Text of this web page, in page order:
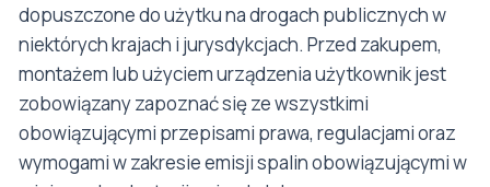
dopuszczone do użytku na drogach publicznych w
niektórych krajach i jurysdykcjach. Przed zakupem,
montażem lub użyciem urządzenia użytkownik jest
zobowiązany zapoznać się ze wszystkimi
obowiązującymi przepisami prawa, regulacjami oraz
wymogami w zakresie emisji spalin obowiązującymi w